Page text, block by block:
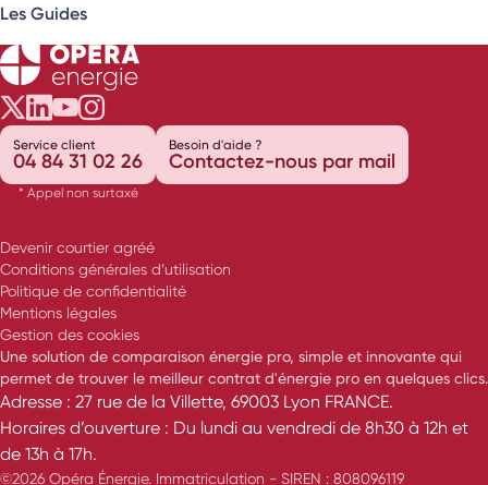
Les Guides
Opéra Énergie sur Twitter
Opéra Énergie sur LinkedIn
Opéra Énergie sur Youtube
Opéra Énergie sur Instagram
Service client
04 84 31 02 26
* Appel non surtaxé
Besoin d'aide ?
Contactez-nous par mail
Devenir courtier agréé
Conditions générales d’utilisation
Politique de confidentialité
Mentions légales
Gestion des cookies
Une solution de comparaison énergie pro, simple et innovante qui
permet de trouver le meilleur contrat d'énergie pro en quelques clics.
Adresse : 27 rue de la Villette, 69003 Lyon FRANCE.
Horaires d’ouverture : Du lundi au vendredi de 8h30 à 12h et
de 13h à 17h.
©2026 Opéra Énergie. Immatriculation - SIREN : 808096119